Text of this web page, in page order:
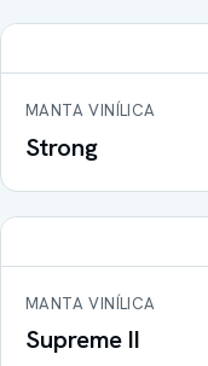
MANTA VINÍLICA
Strong
MANTA VINÍLICA
Supreme II